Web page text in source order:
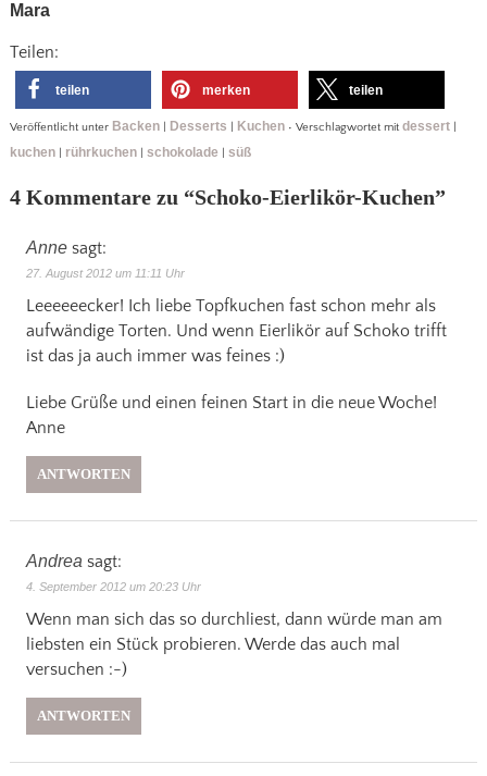
Mara
Teilen:
teilen merken teilen
Veröffentlicht unter Backen| Desserts Kuchen• Verschlagwortet mit dessert|
kuchen| rührkuchen| schokolade süß
4 Kommentare zu “Schoko-Eierlikör-Kuchen”
Anne sagt:
27. August 2012 um 11:11 Uhr
Leeeeeecker! Ich liebe Topfkuchen fast schon mehr als
aufwändige Torten. Und wenn Eierlikör auf Schoko trifft
ist das ja auch immer was feines :)
Liebe Grüße und einen feinen Start in die neue Woche!
Anne
ANTWORTEN
Andrea sagt:
4. September 2012 um 20:23 Uhr
Wenn man sich das so durchliest, dann würde man am
liebsten ein Stück probieren. Werde das auch mal
versuchen :-)
ANTWORTEN